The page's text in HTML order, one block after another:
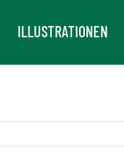
ILLUSTRATIONEN